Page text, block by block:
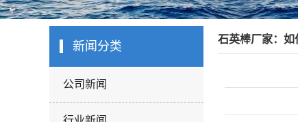
新闻分类
公司新闻
石英棒厂家：如